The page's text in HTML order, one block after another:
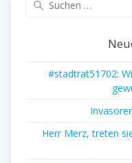
#stadtrat51702:
Herr Merz, treten